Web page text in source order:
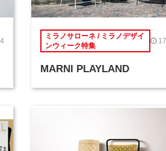
ミラノサローネ / ミラノデザイ
ンウィーク特集
MARNI PLAYLAND